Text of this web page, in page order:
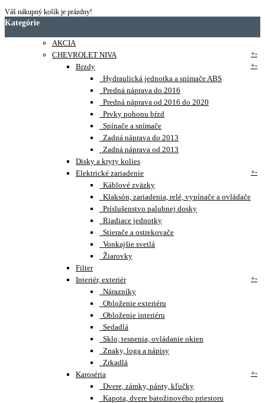
Váš nákupný košík je prázdny!
Kategórie
AKCIA
CHEVROLET NIVA
+-
Brzdy
+-
Hydraulická jednotka a snímače ABS
Predná náprava do 2016
Predná náprava od 2016 do 2020
Prvky pohonu bŕzd
Spínače a snímače
Zadná náprava do 2013
Zadná náprava od 2013
Disky a kryty kolies
Elektrické zariadenie
+-
Káblové zväzky
Klaksón, zariadenia, relé, vypínače a ovládače
Príslušenstvo palubnej dosky
Riadiace jednotky
Stierače a ostrekovače
Vonkajšie svetlá
Žiarovky
Filter
Interiér, exteriér
+-
Nárazníky
Obloženie exteriéru
Obloženie interiéru
Sedadlá
Sklo, tesnenia, ovládanie okien
Znaky, loga a nápisy
Zrkadlá
Karoséria
+-
Dvere, zámky, pánty, kľučky
Kapota, dvere batožinového priestoru